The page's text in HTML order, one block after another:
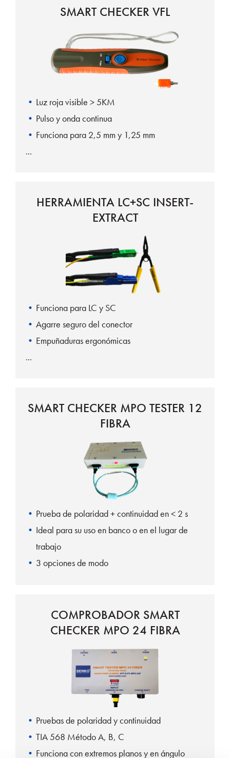
SMART CHECKER VFL
Luz roja visible > 5KM
Pulso y onda continua
Funciona para 2,5 mm y 1,25 mm
HERRAMIENTA LC+SC INSERT-
EXTRACT
Funciona para LC y SC
Agarre seguro del conector
Empuñaduras ergonómicas
SMART CHECKER MPO TESTER 12
FIBRA
Prueba de polaridad + continuidad en < 2 s
Ideal para su uso en banco o en el lugar de
trabajo
3 opciones de modo
COMPROBADOR SMART
CHECKER MPO 24 FIBRA
Pruebas de polaridad y continuidad
TIA 568 Método A, B, C
Funciona con extremos planos y en ángulo